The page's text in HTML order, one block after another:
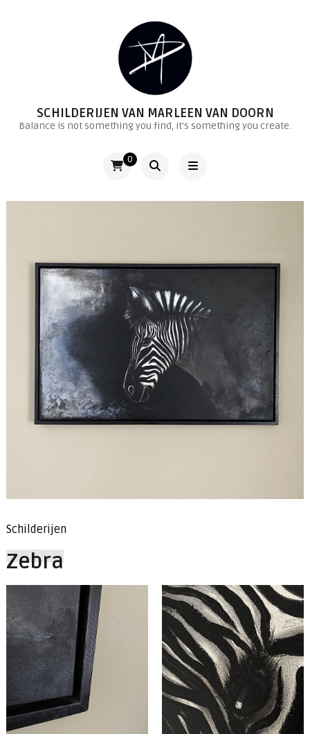
SCHILDERIJEN VAN MARLEEN VAN DOORN
Balance is not something you find, it's something you create.
0
Schilderijen
Zebra